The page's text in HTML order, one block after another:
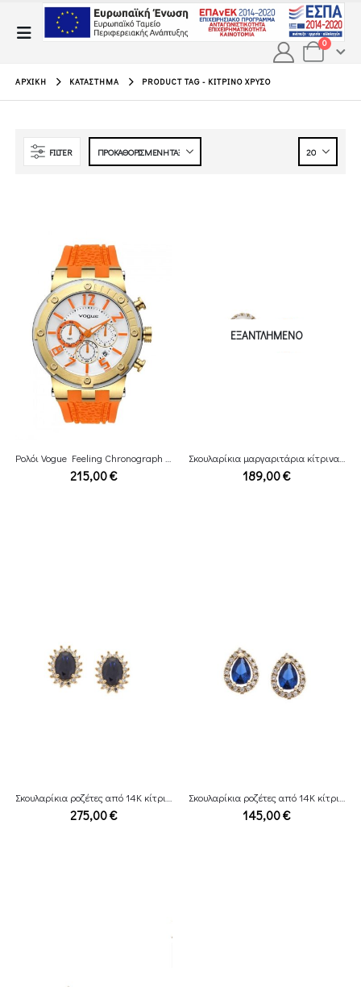
0
ΑΡΧΙΚΉ ΚΑΤΆΣΤΗΜΑ PRODUCT TAG - ΚΊΤΡΙΝΟ ΧΡΥΣΌ
FILTER
215,00€
ΕΞΑΝΤΛΗΜΈΝΟ
189,00€
275,00€ 145,00€